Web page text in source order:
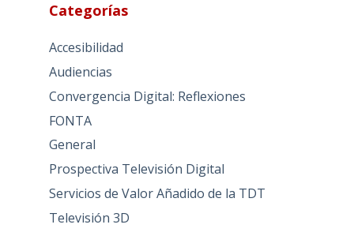
Categorías
Accesibilidad
Audiencias
Convergencia Digital: Reflexiones
FONTA
General
Prospectiva Televisión Digital
Servicios de Valor Añadido de la TDT
Televisión 3D